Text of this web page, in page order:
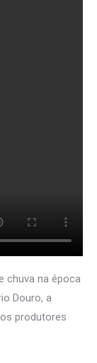
chuva na época
Douro, a
produtores